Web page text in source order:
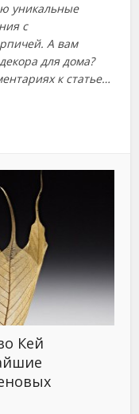
уникальные
с
А вам
для дома?
к статье…
Кей